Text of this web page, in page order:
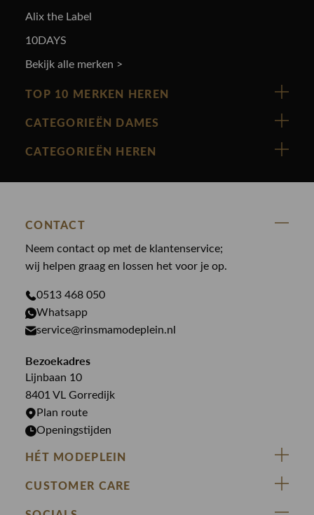
Alix the Label
10DAYS
Bekijk alle merken >
TOP 10 MERKEN HEREN
Vanguard
Cast Iron
Paul en Shark
Genti
PME Legend
Butcher of Blue
Bekijk alle merken >
CATEGORIEËN DAMES
Nieuw binnen
Blouses
Broeken
Gilets
Jassen
Jeans
Jurken
Rokken
CATEGORIEËN HEREN
Broeken
Colberts
Giftcards
Jassen
Overhemden
T-shirts
CONTACT
Neem contact op met de klantenservice;
wij helpen graag en lossen het voor je op.
0513 468 050
Whatsapp
service@rinsmamodeplein.nl
Bezoekadres
Lijnbaan 10
8401 VL Gorredijk
Plan route
Openingstijden
HÉT MODEPLEIN
ZIJ VAN RINSMA
DE HEEREN VAN RINSMA
CUSTOMER CARE